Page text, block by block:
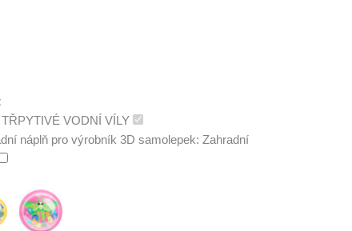
VODNÍ VÍLY
náplň pro výrobník 3D samolepek: Zahradní